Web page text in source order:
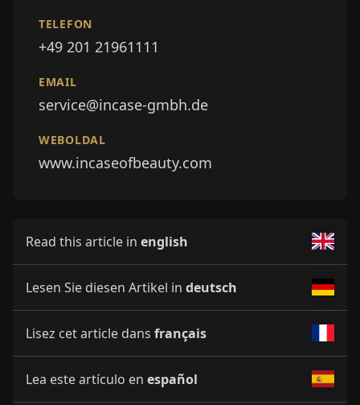
TELEFON
+49 201 21961111
EMAIL
service@incase-gmbh.de
WEBOLDAL
www.incaseofbeauty.com
Read this article in english
Lesen Sie diesen Artikel in deutsch
Lisez cet article dans français
Lea este artículo en español